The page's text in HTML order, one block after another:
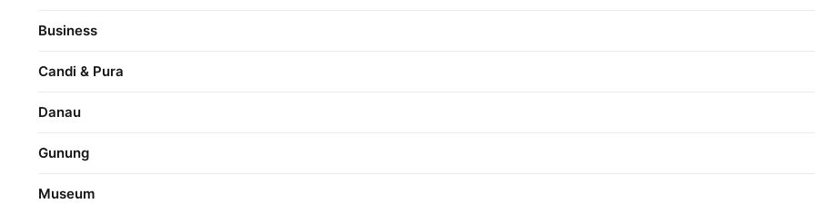
Business
Candi & Pura
Danau
Gunung
Museum